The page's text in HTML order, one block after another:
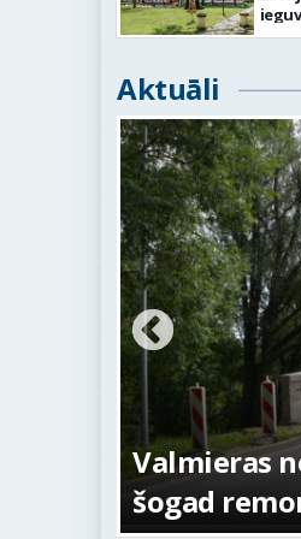
Aktuāli
Valmieras
šogad